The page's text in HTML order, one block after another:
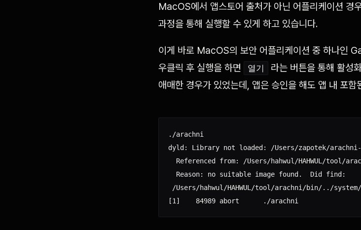
MacOS에서 앱스토어 출처가 아닌 어플리케이션 경
과정을 통해 실행할 수 있게 하고 있습니다.
이게 바로 MacOS의 보안 어플리케이션 중 하나인
우클릭 후 실행을 하면
열기
라는 버튼을 통해 활성
애매한 경우가 있었는데, 앱은 승인을 해도 앱 내 포
./arachni
dyld: Library not loaded: /Users/zapotek/
Referenced from: /Users/hahwul/HAHWUL/tool/
  Reason: no suitable image found.  Did find:
/Users/hahwul/HAHWUL/tool/arachni/bin/../